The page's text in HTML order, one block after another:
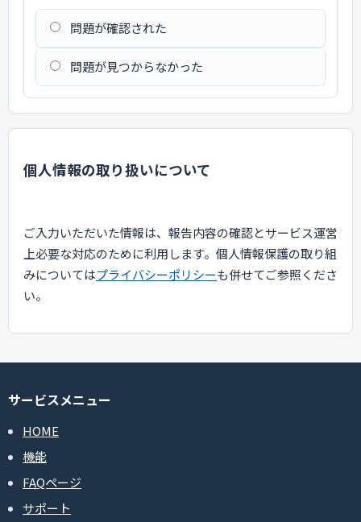
問題が確認された
問題が見つからなかった
個人情報の取り扱いについて
ご入力いただいた情報は、報告内容の確認とサービス運営
上必要な対応のために利用します。個人情報保護の取り組
みについてはプライバシーポリシーも併せてご参照くださ
い。
サービスメニュー
HOME
機能
FAQページ
サポート